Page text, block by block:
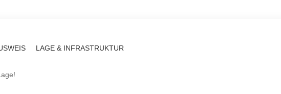
LAGE & INFRASTRUKTUR